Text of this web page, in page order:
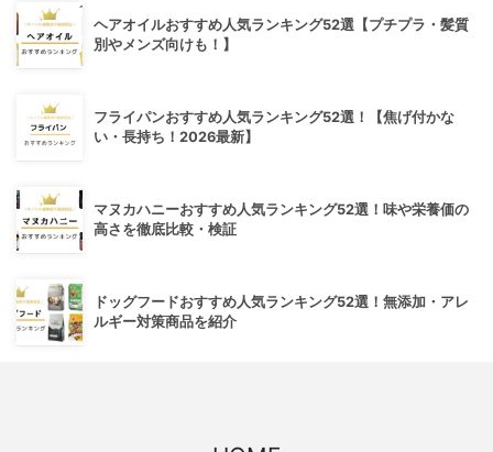
ヘアオイルおすすめ人気ランキング52選【プチプラ・髪質
別やメンズ向けも！】
フライパンおすすめ人気ランキング52選！【焦げ付かな
い・長持ち！2026最新】
マヌカハニーおすすめ人気ランキング52選！味や栄養価の
高さを徹底比較・検証
ドッグフードおすすめ人気ランキング52選！無添加・アレ
ルギー対策商品を紹介